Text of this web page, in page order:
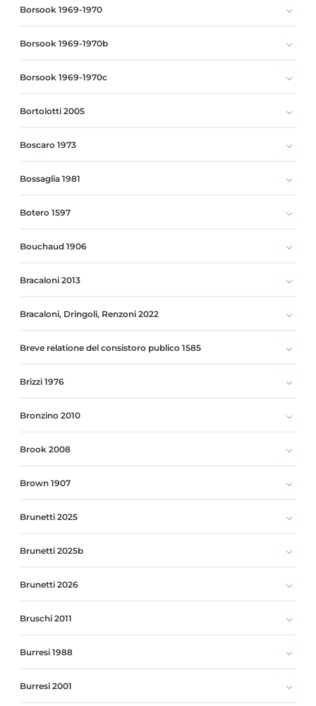
Borsook 1969-1970
Borsook 1969-1970b
Borsook 1969-1970c
Bortolotti 2005
Boscaro 1973
Bossaglia 1981
Botero 1597
Bouchaud 1906
Bracaloni 2013
Bracaloni, Dringoli, Renzoni 2022
Breve relatione del consistoro publico 1585
Brizzi 1976
Bronzino 2010
Brook 2008
Brown 1907
Brunetti 2025
Brunetti 2025b
Brunetti 2026
Bruschi 2011
Burresi 1988
Burresi 2001